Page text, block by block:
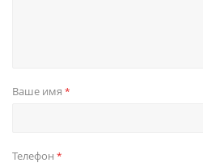
Ваше имя *
Телефон *